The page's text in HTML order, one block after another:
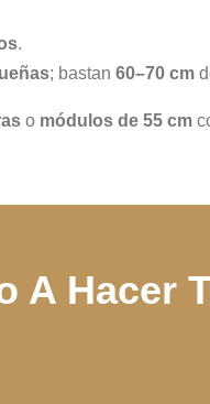
.
; bastan 60–70 cm
o módulos de 55 cm
A Hacer